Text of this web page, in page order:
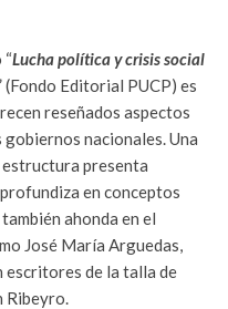
“Lucha política y crisis social
(Fondo Editorial PUCP) es
reseñados aspectos
gobiernos nacionales. Una
presenta
en conceptos
ahonda en el
José María Arguedas,
escritores de la talla de
Ribeyro.